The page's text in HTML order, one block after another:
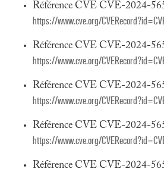
Référence CVE CVE-2024-
https://www.cve.org/
Référence CVE CVE-2024-
https://www.cve.org/
Référence CVE CVE-2024-
https://www.cve.org/
Référence CVE CVE-2024-
https://www.cve.org/
Référence CVE CVE-2024-